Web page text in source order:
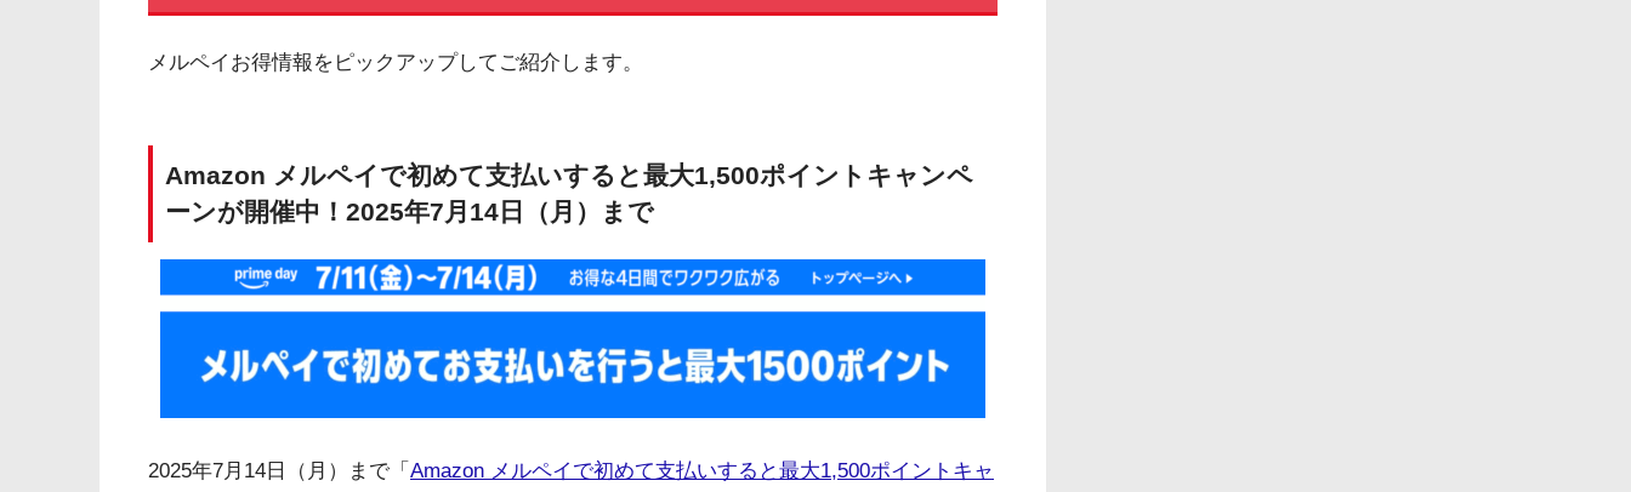
メルペイお得情報をピックアップしてご紹介します。
Amazon メルペイで初めて支払いすると最大1,500ポイントキャンペ
ーンが開催中！2025年7月14日（月）まで
2025年7月14日（月）まで「 Amazon メルペイで初めて支払いすると最大1,500ポイントキャ